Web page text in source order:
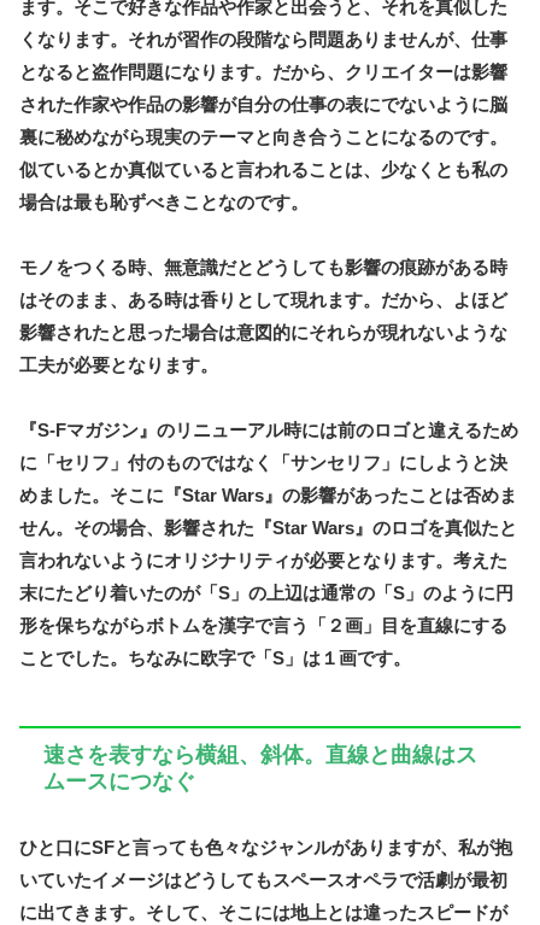
ます。そこで好きな作品や作家と出会うと、それを真似した
くなります。それが習作の段階なら問題ありませんが、仕事
となると盗作問題になります。だから、クリエイターは影響
された作家や作品の影響が自分の仕事の表にでないように脳
裏に秘めながら現実のテーマと向き合うことになるのです。
似ているとか真似ていると言われることは、少なくとも私の
場合は最も恥ずべきことなのです。
モノをつくる時、無意識だとどうしても影響の痕跡がある時
はそのまま、ある時は香りとして現れます。だから、よほど
影響されたと思った場合は意図的にそれらが現れないような
工夫が必要となります。
『S-Fマガジン』のリニューアル時には前のロゴと違えるため
に「セリフ」付のものではなく「サンセリフ」にしようと決
めました。そこに『Star Wars』の影響があったことは否めま
せん。その場合、影響された『Star Wars』のロゴを真似たと
言われないようにオリジナリティが必要となります。考えた
末にたどり着いたのが「S」の上辺は通常の「S」のように円
形を保ちながらボトムを漢字で言う「２画」目を直線にする
ことでした。ちなみに欧字で「S」は１画です。
速さを表すなら横組、斜体。直線と曲線はス
ムースにつなぐ
ひと口にSFと言っても色々なジャンルがありますが、私が抱
いていたイメージはどうしてもスペースオペラで活劇が最初
に出てきます。そして、そこには地上とは違ったスピードが